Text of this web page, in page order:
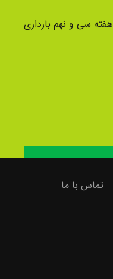
هفته سی و نهم بارداری
تماس با ما